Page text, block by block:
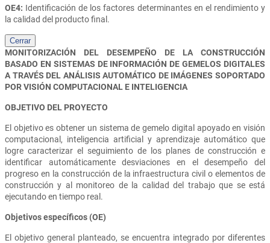
OE4: Identificación de los factores determinantes en el rendimiento y
la calidad del producto final.
Cerrar
MONITORIZACIÓN DEL DESEMPEÑO DE LA CONSTRUCCIÓN
BASADO EN SISTEMAS DE INFORMACIÓN DE GEMELOS DIGITALES
A TRAVÉS DEL ANÁLISIS AUTOMÁTICO DE IMÁGENES SOPORTADO
POR VISIÓN COMPUTACIONAL E INTELIGENCIA
OBJETIVO DEL PROYECTO
El objetivo es obtener un sistema de gemelo digital apoyado en visión
computacional, inteligencia artificial y aprendizaje automático que
logre caracterizar el seguimiento de los planes de construcción e
identificar automáticamente desviaciones en el desempeño del
progreso en la construcción de la infraestructura civil o elementos de
construcción y al monitoreo de la calidad del trabajo que se está
ejecutando en tiempo real.
Objetivos específicos (OE)
El objetivo general planteado, se encuentra integrado por diferentes